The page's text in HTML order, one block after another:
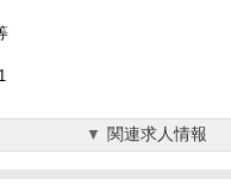
関連求人情報